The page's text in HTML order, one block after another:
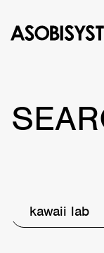
kawaii lab